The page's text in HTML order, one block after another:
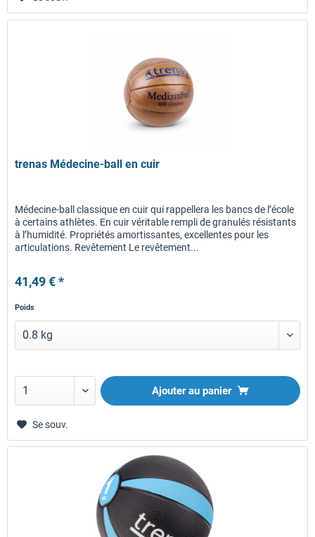
trenas Médecine-ball en cuir
Médecine-ball classique en cuir qui rappellera les bancs de l’école
à certains athlètes. En cuir véritable rempli de granulés résistants
à l’humidité. Propriétés amortissantes, excellentes pour les
articulations. Revêtement Le revêtement...
41,49 € *
Poids
Ajouter au panier
Se souv.